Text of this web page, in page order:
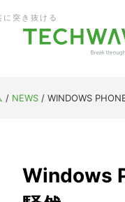
to
to
to
to
に突き抜ける
/ NEWS / WINDOWS
Windows